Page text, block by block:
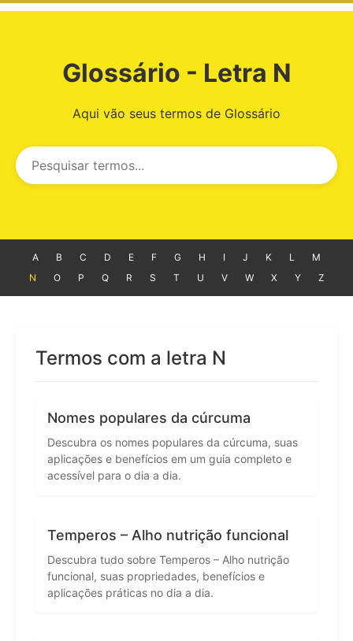
Glossário - Letra N
Aqui vão seus termos de Glossário
A B C D E F G H I J K L
M
N
O P Q R S T U V W X Y Z
Termos com a letra N
Nomes populares da cúrcuma
Descubra os nomes populares da cúrcuma, suas
aplicações e benefícios em um guia completo e
acessível para o dia a dia.
Temperos – Alho nutrição funcional
Descubra tudo sobre Temperos – Alho nutrição
funcional, suas propriedades, benefícios e
aplicações práticas no dia a dia.